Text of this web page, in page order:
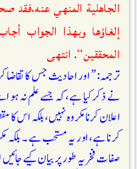
الجاهلية المنهي عنه،فقد
إلغاؤها وبهذا الجواب
المحققين‘‘. انتهى
ترجمہ: ” اور احادیث جس کا
نے ذکرکیا ہے،کہ جسے علم نہ ہو
اعلان کرنا مکروہ نہیں، بلکہ اس
کرنا ہے، اور یہ مستحب ہے ۔ بلکہ
صفات فخریہ طور پر بیان کیے